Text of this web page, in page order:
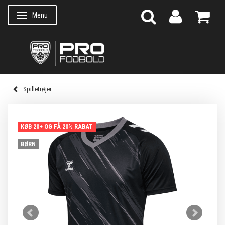
Skifte navigation
Menu
Spilletrøjer
KØB 20+ OG FÅ 20% RABAT
BØRN